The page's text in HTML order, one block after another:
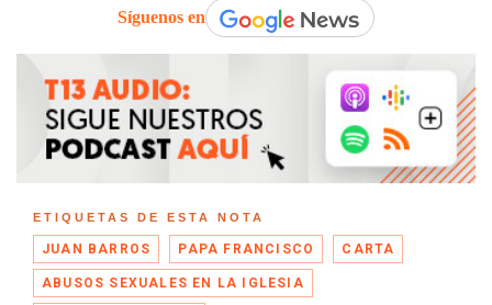
Síguenos en
ETIQUETAS DE ESTA NOTA
JUAN BARROS PAPA FRANCISCO CARTA
ABUSOS SEXUALES EN LA IGLESIA